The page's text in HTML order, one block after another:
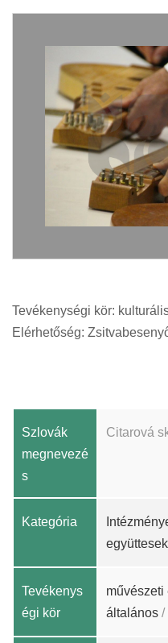
Tevékenységi kör:
Elérhetőség:
Szlovák
megnevezé
s
Citarová
Kategória
együttesek
Tevékenys
égi kör
művészeti
általános /